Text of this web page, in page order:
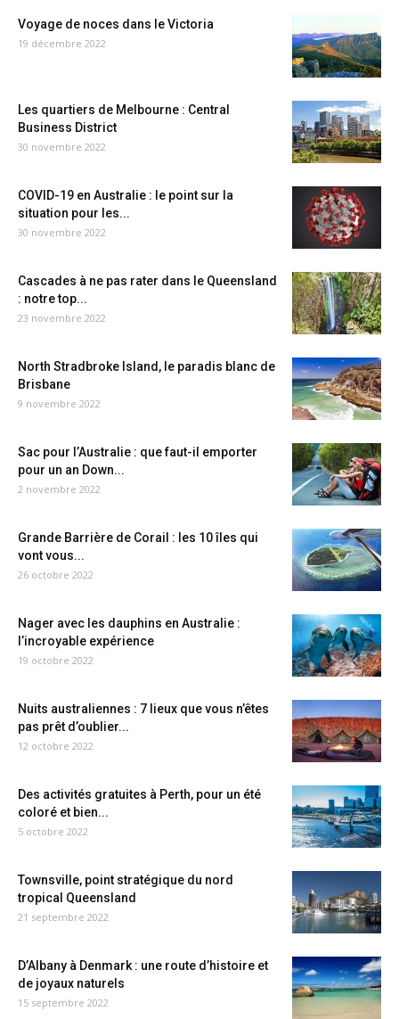
Voyage de noces dans le Victoria
19 décembre 2022
Les quartiers de Melbourne : Central
Business District
30 novembre 2022
COVID-19 en Australie : le point sur la
situation pour les...
30 novembre 2022
Cascades à ne pas rater dans le Queensland
: notre top...
23 novembre 2022
North Stradbroke Island, le paradis blanc de
Brisbane
9 novembre 2022
Sac pour l’Australie : que faut-il emporter
pour un an Down...
2 novembre 2022
Grande Barrière de Corail : les 10 îles qui
vont vous...
26 octobre 2022
Nager avec les dauphins en Australie :
l’incroyable expérience
19 octobre 2022
Nuits australiennes : 7 lieux que vous n’êtes
pas prêt d’oublier...
12 octobre 2022
Des activités gratuites à Perth, pour un été
coloré et bien...
5 octobre 2022
Townsville, point stratégique du nord
tropical Queensland
21 septembre 2022
D’Albany à Denmark : une route d’histoire et
de joyaux naturels
15 septembre 2022